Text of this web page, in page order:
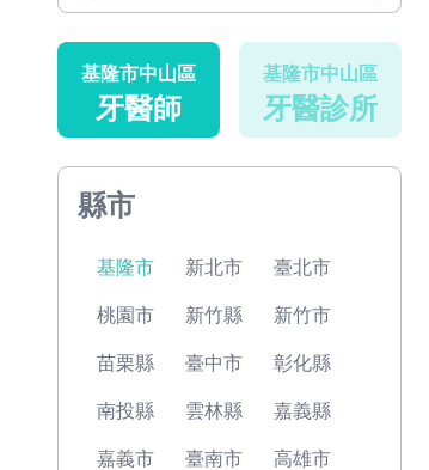
基隆市中山區
牙醫師
基隆市中山區
牙醫診所
縣市
基隆市 新北市 臺北市
桃園市 新竹縣 新竹市
苗栗縣 臺中市 彰化縣
南投縣 雲林縣 嘉義縣
嘉義市 臺南市 高雄市